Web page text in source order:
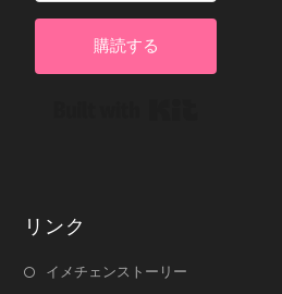
購読する
リンク
イメチェンストーリー